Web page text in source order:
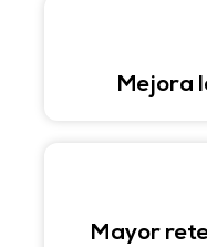
Mejora
Mayor